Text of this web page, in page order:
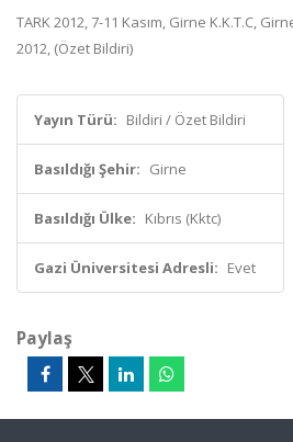
TARK 2012, 7-11 Kasım, Girne K.K.T.C,
2012, (Özet Bildiri)
Yayın Türü: Bildiri / Özet Bildiri
Basıldığı Şehir: Girne
Basıldığı Ülke: Kıbrıs (Kktc)
Gazi Üniversitesi Adresli: Evet
Paylaş